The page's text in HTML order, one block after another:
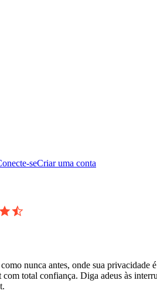
seCriar uma conta
nunca antes, onde sua privacidade
total confiança. Diga adeus às